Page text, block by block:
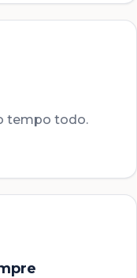
tempo todo.